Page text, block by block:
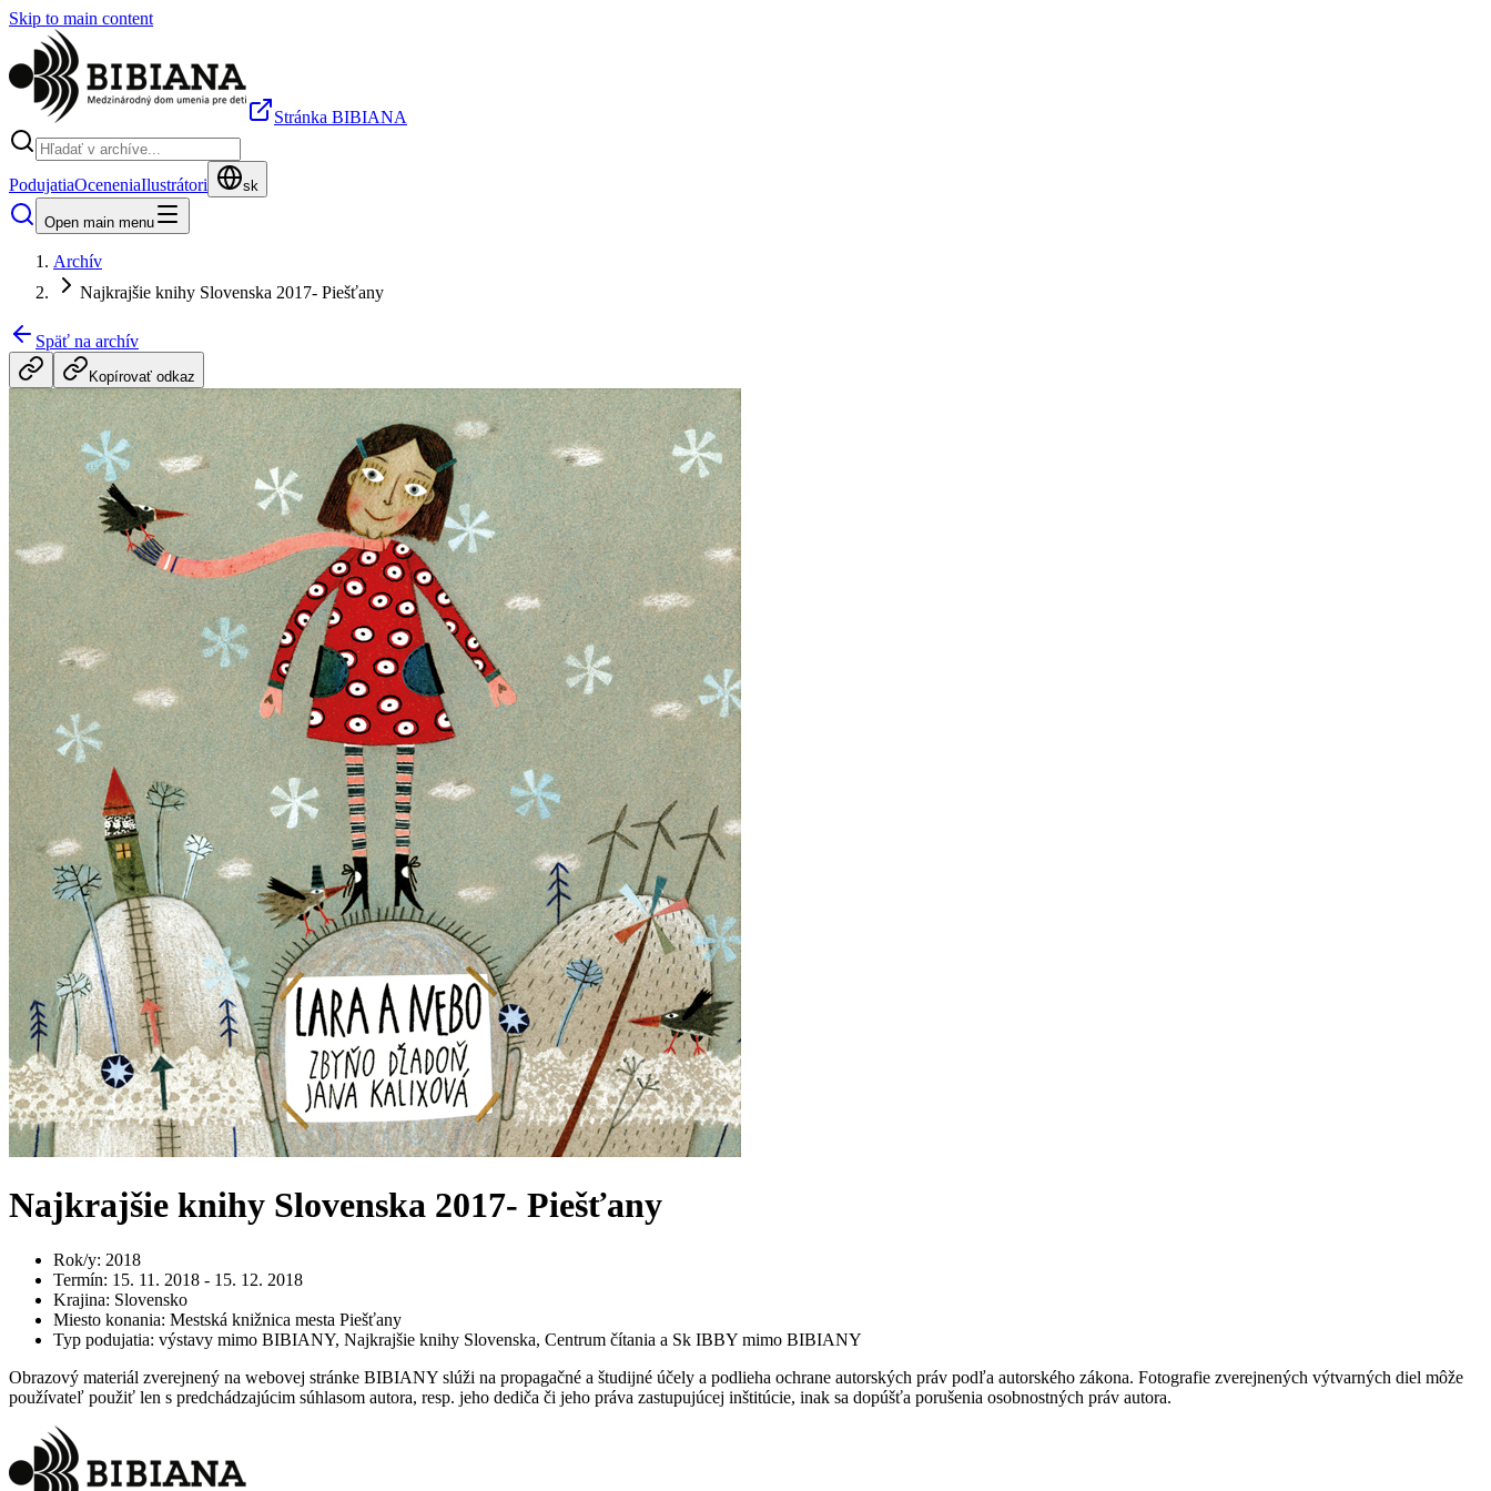
Skip to main content
Stránka BIBIANA
PodujatiaOceneniaIlustrátori sk
Open main menu
Archív
Najkrajšie knihy Slovenska 2017- Piešťany
Späť na archív
Kopírovať odkaz
Najkrajšie knihy Slovenska 2017- Piešťany
Rok/y: 2018
Termín: 15. 11. 2018 - 15. 12. 2018
Krajina: Slovensko
Miesto konania: Mestská knižnica mesta Piešťany
Typ podujatia: výstavy mimo BIBIANY, Najkrajšie knihy Slovenska, Centrum čítania a Sk IBBY mimo BIBIANY
Obrazový materiál zverejnený na webovej stránke BIBIANY slúži na propagačné a študijné účely a podlieha ochrane autorských práv podľa autorského zákona. Fotografie zverejnených výtvarných diel môže
používateľ použiť len s predchádzajúcim súhlasom autora, resp. jeho dediča či jeho práva zastupujúcej inštitúcie, inak sa dopúšťa porušenia osobnostných práv autora.